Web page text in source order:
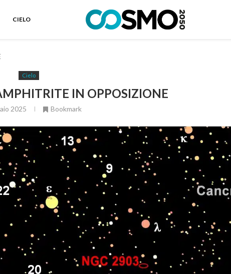
CIELO
Cielo
IN OPPOSIZIONE
2025 Bookmark